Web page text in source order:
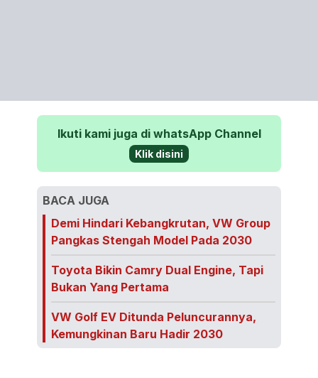
Ikuti kami juga di whatsApp Channel
Klik disini
BACA JUGA
Demi Hindari Kebangkrutan, VW Group
Pangkas Stengah Model Pada 2030
Toyota Bikin Camry Dual Engine, Tapi
Bukan Yang Pertama
VW Golf EV Ditunda Peluncurannya,
Kemungkinan Baru Hadir 2030